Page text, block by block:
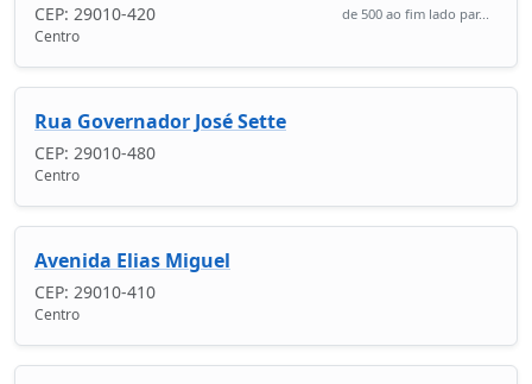
CEP: 29010-420 de 500 ao fim lado par...
Centro
Rua Governador José Sette
CEP: 29010-480
Centro
Avenida Elias Miguel
CEP: 29010-410
Centro